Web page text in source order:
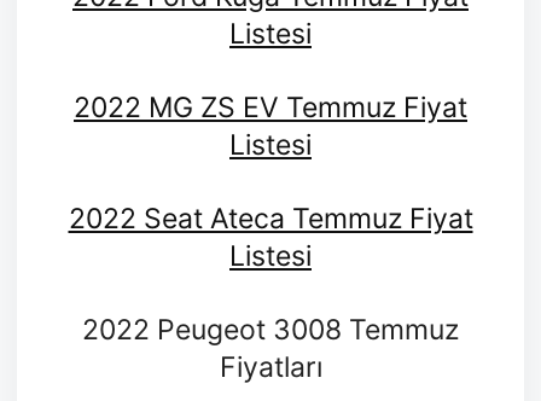
Listesi
2022 MG ZS EV Temmuz Fiyat
Listesi
2022 Seat Ateca Temmuz Fiyat
Listesi
2022 Peugeot 3008 Temmuz
Fiyatları